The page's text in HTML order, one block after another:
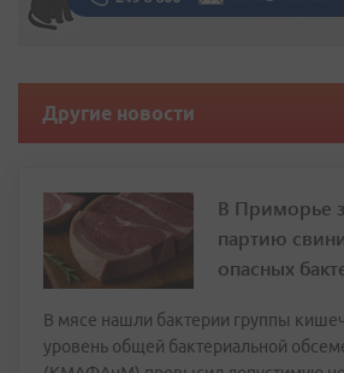
Другие новости
В Приморье
партию
опасных
В мясе нашли бактерии группы
уровень общей бактериальной